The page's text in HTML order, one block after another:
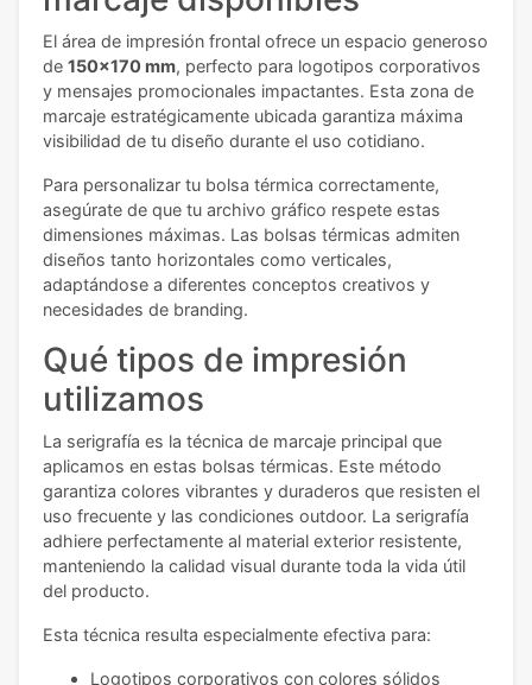
El área de impresión frontal ofrece un espacio generoso
de 150x170 mm, perfecto para logotipos corporativos
y mensajes promocionales impactantes. Esta zona de
marcaje estratégicamente ubicada garantiza máxima
visibilidad de tu diseño durante el uso cotidiano.
Para personalizar tu bolsa térmica correctamente,
asegúrate de que tu archivo gráfico respete estas
dimensiones máximas. Las bolsas térmicas admiten
diseños tanto horizontales como verticales,
adaptándose a diferentes conceptos creativos y
necesidades de branding.
Qué tipos de impresión
utilizamos
La serigrafía es la técnica de marcaje principal que
aplicamos en estas bolsas térmicas. Este método
garantiza colores vibrantes y duraderos que resisten el
uso frecuente y las condiciones outdoor. La serigrafía
adhiere perfectamente al material exterior resistente,
manteniendo la calidad visual durante toda la vida útil
del producto.
Esta técnica resulta especialmente efectiva para:
Logotipos corporativos con colores sólidos